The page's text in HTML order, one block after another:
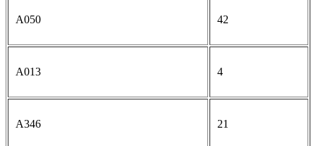
A050 42
A013 4
A346 21